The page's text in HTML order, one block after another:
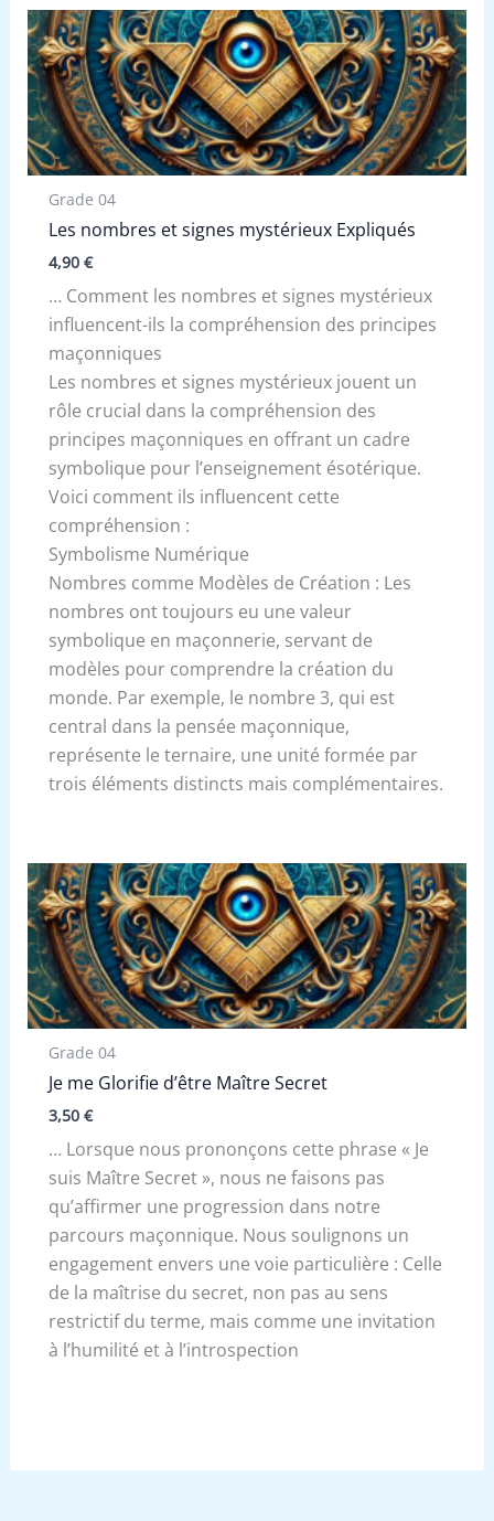
Grade 04
Les nombres et signes mystérieux Expliqués
4,90 €
… Comment les nombres et signes mystérieux
influencent-ils la compréhension des principes
maçonniques
Les nombres et signes mystérieux jouent un
rôle crucial dans la compréhension des
principes maçonniques en offrant un cadre
symbolique pour l’enseignement ésotérique.
Voici comment ils influencent cette
compréhension :
Symbolisme Numérique
Nombres comme Modèles de Création : Les
nombres ont toujours eu une valeur
symbolique en maçonnerie, servant de
modèles pour comprendre la création du
monde. Par exemple, le nombre 3, qui est
central dans la pensée maçonnique,
représente le ternaire, une unité formée par
trois éléments distincts mais complémentaires.
Grade 04
Je me Glorifie d’être Maître Secret
3,50 €
… Lorsque nous prononçons cette phrase « Je
suis Maître Secret », nous ne faisons pas
qu’affirmer une progression dans notre
parcours maçonnique. Nous soulignons un
engagement envers une voie particulière : Celle
de la maîtrise du secret, non pas au sens
restrictif du terme, mais comme une invitation
à l’humilité et à l’introspection